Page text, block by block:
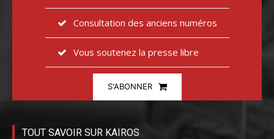
Consultation des anciens numéros
Vous soutenez la presse libre
S'ABONNER
TOUT SAVOIR SUR KAIROS